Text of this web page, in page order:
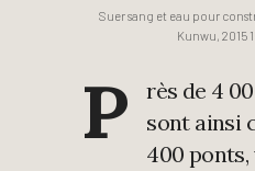
Suer sang et eau pour
Kunwu, 2015
P
rès de 4
sont ainsi
400 ponts,